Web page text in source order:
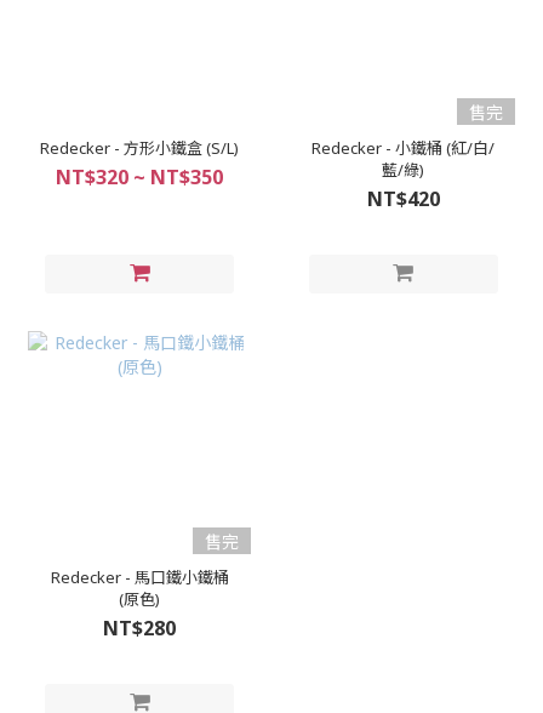
Redecker - 方形小鐵盒 (S/L)
NT$320 ~ NT$350
售完
Redecker - 小鐵桶 (紅/白/
藍/綠)
NT$420
售完
Redecker - 馬口鐵小鐵桶
(原色)
NT$280